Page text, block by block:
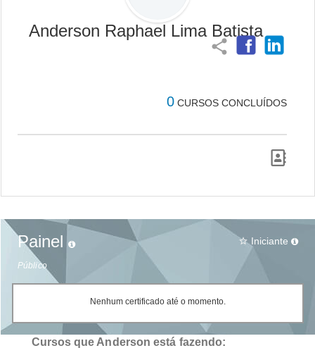
Anderson Raphael Lima Batista
share
0 CURSOS CONCLUÍDOS
Painel
Público
star_border Iniciante
Nenhum certificado até o momento.
Cursos que Anderson está fazendo: